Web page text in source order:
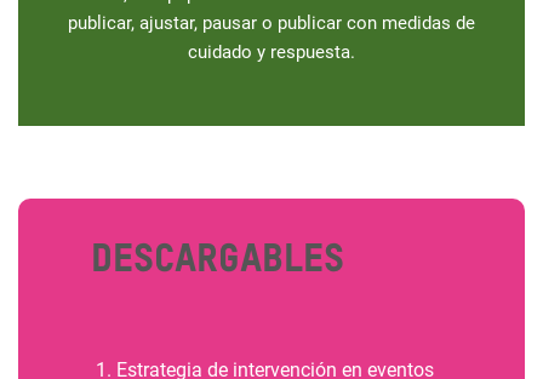
publicar, ajustar, pausar o publicar con medidas de
cuidado y respuesta.
Descargables
Estrategia de intervención en eventos